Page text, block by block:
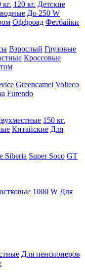
кг. 120 кг. Детские
До 250 W
Оффроад Фетбайки
Взрослый Грузовые
Кроссовые
Greencamel Volteco
Furendo
150 кг.
Китайские Для
Siberia Super Soco GT
1000 W Для
Для пенсионеров